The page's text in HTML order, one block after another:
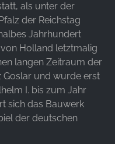
als unter der
der Reichstag
Jahrhundert
Holland letztmalig
langen Zeitraum der
Goslar und wurde erst
I. bis zum Jahr
sich das Bauwerk
der deutschen
und Social Media
werden von
gesetzt.